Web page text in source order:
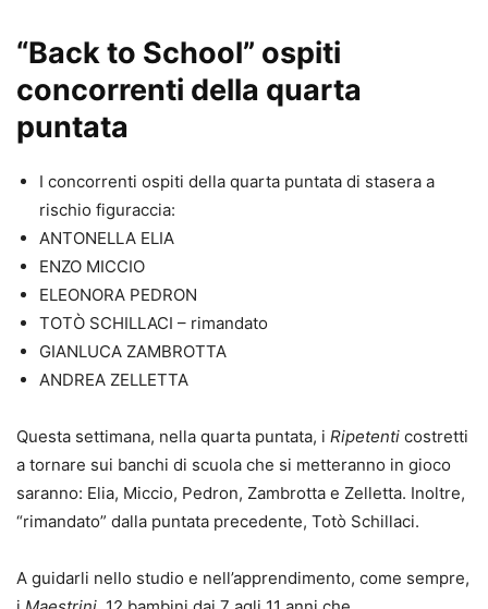
“Back to School” ospiti
concorrenti della quarta
puntata
I concorrenti ospiti della quarta puntata di stasera a
rischio figuraccia:
ANTONELLA ELIA
ENZO MICCIO
ELEONORA PEDRON
TOTÒ SCHILLACI – rimandato
GIANLUCA ZAMBROTTA
ANDREA ZELLETTA
Questa settimana, nella quarta puntata, i Ripetenti costretti
a tornare sui banchi di scuola che si metteranno in gioco
saranno: Elia, Miccio, Pedron, Zambrotta e Zelletta. Inoltre,
“rimandato” dalla puntata precedente, Totò Schillaci.
A guidarli nello studio e nell’apprendimento, come sempre,